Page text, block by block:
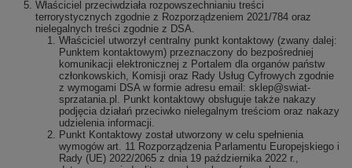
Właściciel przeciwdziała rozpowszechnianiu treści
terrorystycznych zgodnie z Rozporządzeniem 2021/784 oraz
nielegalnych treści zgodnie z DSA.
Właściciel utworzył centralny punkt kontaktowy (zwany dalej:
Punktem kontaktowym) przeznaczony do bezpośredniej
komunikacji elektronicznej z Portalem dla organów państw
członkowskich, Komisji oraz Rady Usług Cyfrowych zgodnie
z wymogami DSA w formie adresu email: sklep@swiat-
sprzatania.pl. Punkt kontaktowy obsługuje także nakazy
podjęcia działań przeciwko nielegalnym treściom oraz nakazy
udzielenia informacji.
Punkt Kontaktowy został utworzony w celu spełnienia
wymogów art. 11 Rozporządzenia Parlamentu Europejskiego i
Rady (UE) 2022/2065 z dnia 19 października 2022 r.,